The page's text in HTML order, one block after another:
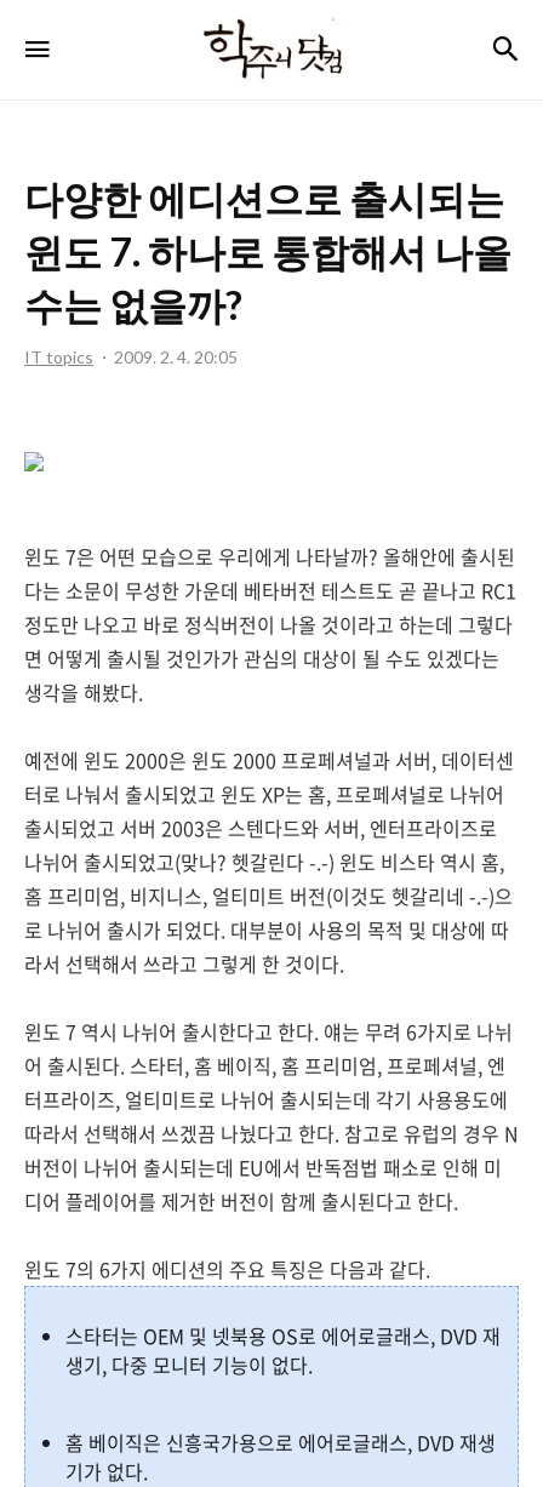
주
컴
다양한 에디션으로 출시되는
윈도 7. 하나로 통합해서 나올
수는 없을까?
IT topics 2009. 2. 4. 20:05
윈도 7은 어떤 모습으로 우리에게 나타날까? 올해안에 출시된
다는 소문이 무성한 가운데 베타버전 테스트도 곧 끝나고 RC1
정도만 나오고 바로 정식버전이 나올 것이라고 하는데 그렇다
면 어떻게 출시될 것인가가 관심의 대상이 될 수도 있겠다는
생각을 해봤다.
예전에 윈도 2000은 윈도 2000 프로페셔널과 서버, 데이터센
터로 나눠서 출시되었고 윈도 XP는 홈, 프로페셔널로 나뉘어
출시되었고 서버 2003은 스텐다드와 서버, 엔터프라이즈로
나뉘어 출시되었고(맞나? 헷갈린다 -.-) 윈도 비스타 역시 홈,
홈 프리미엄, 비지니스, 얼티미트 버전(이것도 헷갈리네 -.-)으
로 나뉘어 출시가 되었다. 대부분이 사용의 목적 및 대상에 따
라서 선택해서 쓰라고 그렇게 한 것이다.
윈도 7 역시 나뉘어 출시한다고 한다. 얘는 무려 6가지로 나뉘
어 출시된다. 스타터, 홈 베이직, 홈 프리미엄, 프로페셔널, 엔
터프라이즈, 얼티미트로 나뉘어 출시되는데 각기 사용용도에
따라서 선택해서 쓰겠끔 나눴다고 한다. 참고로 유럽의 경우 N
버전이 나뉘어 출시되는데 EU에서 반독점법 패소로 인해 미
디어 플레이어를 제거한 버전이 함께 출시된다고 한다.
윈도 7의 6가지 에디션의 주요 특징은 다음과 같다.
스타터는 OEM 및 넷북용 OS로 에어로글래스, DVD 재
생기, 다중 모니터 기능이 없다.
홈 베이직은 신흥국가용으로 에어로글래스, DVD 재생
기가 없다.